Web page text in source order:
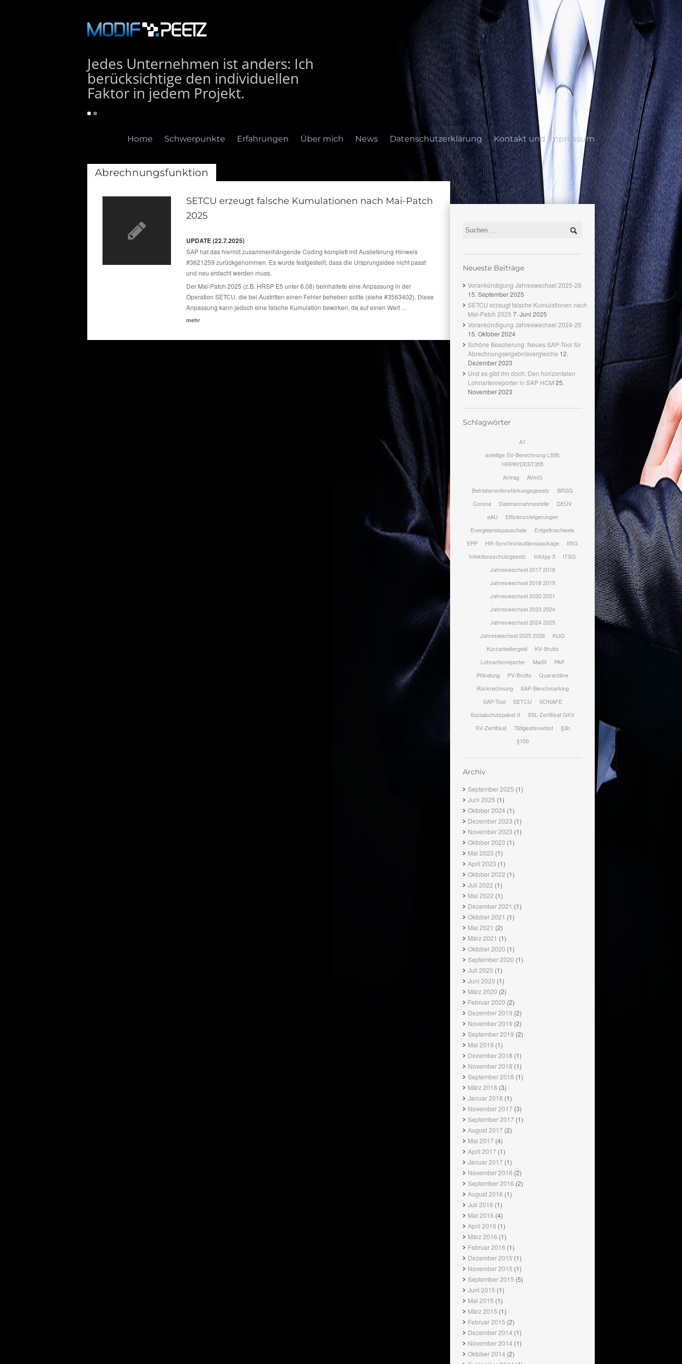
Jedes Unternehmen ist anders: Ich
berücksichtige den individuellen
Faktor in jedem Projekt.
Home Schwerpunkte Erfahrungen Über mich News Datenschutzerklärung Kontakt und Impressum
Schwerpunkte
Abrechnungsfunktion
SETCU erzeugt falsche Kumulationen nach Mai-Patch
2025
UPDATE (22.7.2025)
SAP hat das hiermit zusammenhängende Coding komplett mit Auslieferung Hinweis
#3621259 zurückgenommen. Es wurde festgestellt, dass die Ursprungsidee nicht passt
und neu erdacht werden muss.
Der Mai-Patch 2025 (z.B. HRSP E5 unter 6.08) beinhaltete eine Anpassung in der
Operation SETCU, die bei Austritten einen Fehler beheben sollte (siehe #3563402). Diese
Anpassung kann jedoch eine falsche Kumulation bewirken, da auf einen Wert …
mehr
Neueste Beiträge
Vorankündigung Jahreswechsel 2025-26
15. September 2025
SETCU erzeugt falsche Kumulationen nach
Mai-Patch 2025 7. Juni 2025
Vorankündigung Jahreswechsel 2024-25
15. Oktober 2024
Schöne Bescherung: Neues SAP-Tool für
Abrechnungsergebnisvergleiche 12.
Dezember 2023
Und es gibt ihn doch: Den horizontalen
Lohnartenreporter in SAP HCM 25.
November 2023
Schlagwörter
A1
anteilige SV-Berechnung LStB;
HRPAYDEST355
Antrag
AVmG
Betriebsrentenstärkungsgesetz
BRSG
Corona
Datenannahmestelle
DEÜV
eAU
Effizienzsteigerungen
Energiepreispauschale
Entgeltnachweis
EPP
HR-Synchronisationspackage
IfSG
Infektionsschutzgesetz
Infotyp 3
ITSG
Jahreswechsel 2017 2018
Jahreswechsel 2018 2019
Jahreswechsel 2020 2021
Jahreswechsel 2023 2024
Jahreswechsel 2024 2025
Jahreswechsel 2025 2026
KUG
Kurzarbeitergeld
KV-Brutto
Lohnartenreporter
MwSt
PAP
Pfändung
PV-Brutto
Quarantäne
Rückrechnung
SAP-Benchmarking
SAP-Tool
SETCU
SONAFE
Sozialschutzpaket II
SSL-Zertifikat GKV
SV-Zertifikat
Tätigkeitsverbot
§3b
§100
Archiv
September 2025 (1)
Juni 2025 (1)
Oktober 2024 (1)
Dezember 2023 (1)
November 2023 (1)
Oktober 2023 (1)
Mai 2023 (1)
April 2023 (1)
Oktober 2022 (1)
Juli 2022 (1)
Mai 2022 (1)
Dezember 2021 (1)
Oktober 2021 (1)
Mai 2021 (2)
März 2021 (1)
Oktober 2020 (1)
September 2020 (1)
Juli 2020 (1)
Juni 2020 (1)
März 2020 (2)
Februar 2020 (2)
Dezember 2019 (2)
November 2019 (2)
September 2019 (2)
Mai 2019 (1)
Dezember 2018 (1)
November 2018 (1)
September 2018 (1)
März 2018 (3)
Januar 2018 (1)
November 2017 (3)
September 2017 (1)
August 2017 (2)
Mai 2017 (4)
April 2017 (1)
Januar 2017 (1)
November 2016 (2)
September 2016 (2)
August 2016 (1)
Juli 2016 (1)
Mai 2016 (4)
April 2016 (1)
März 2016 (1)
Februar 2016 (1)
Dezember 2015 (1)
November 2015 (1)
September 2015 (5)
Juni 2015 (1)
Mai 2015 (1)
März 2015 (1)
Februar 2015 (2)
Dezember 2014 (1)
November 2014 (1)
Oktober 2014 (2)